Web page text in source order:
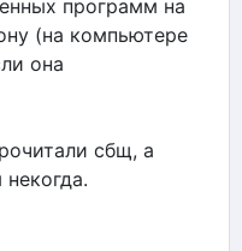
программ на
(на компьютере
она
сбщ, а